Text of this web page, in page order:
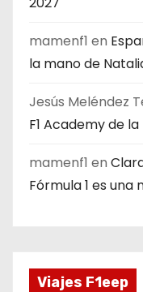
mamenf1 en
la mano de
Jesús Meléndez
F1 Academy de
mamenf1 en
Fórmula 1 es una
Viajes F1eep